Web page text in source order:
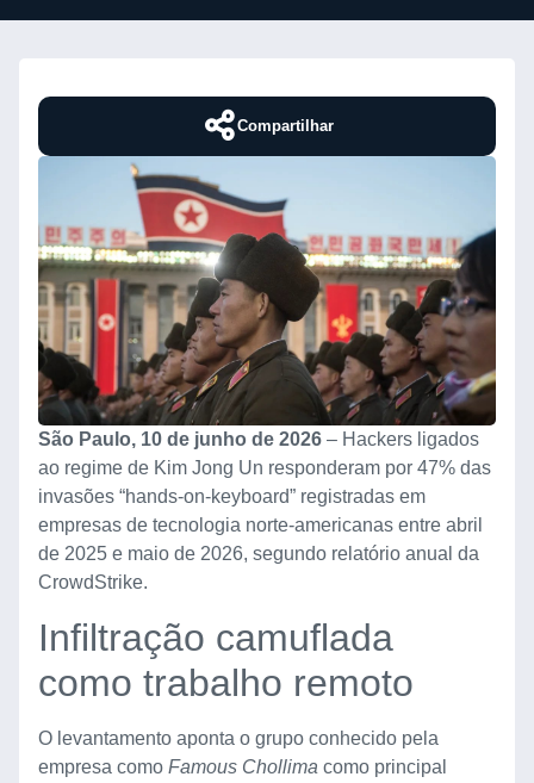
Compartilhar
São Paulo, 10 de junho de 2026 – Hackers ligados
ao regime de Kim Jong Un responderam por 47% das
invasões “hands-on-keyboard” registradas em
empresas de tecnologia norte-americanas entre abril
de 2025 e maio de 2026, segundo relatório anual da
CrowdStrike.
Infiltração camuflada
como trabalho remoto
O levantamento aponta o grupo conhecido pela
empresa como Famous Chollima como principal